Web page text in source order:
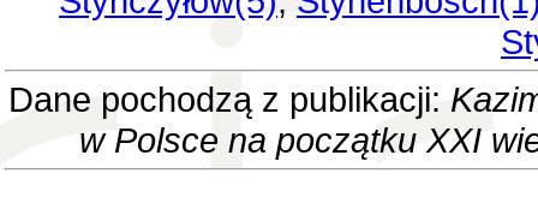
Dane pochodzą z publikacji:
w Polsce na początku XXI